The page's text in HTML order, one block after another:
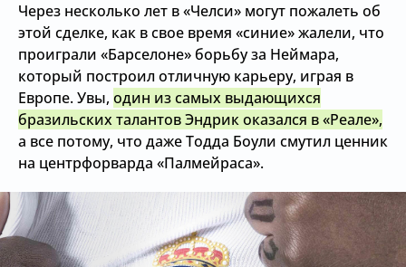
Через несколько лет в «Челси» могут пожалеть об
этой сделке, как в свое время «синие» жалели, что
проиграли «Барселоне» борьбу за Неймара,
который построил отличную карьеру, играя в
Европе. Увы, один из самых выдающихся
бразильских талантов Эндрик оказался в «Реале»,
а все потому, что даже Тодда Боули смутил ценник
на центрфорварда «Палмейраса».
О сайте
Контакты